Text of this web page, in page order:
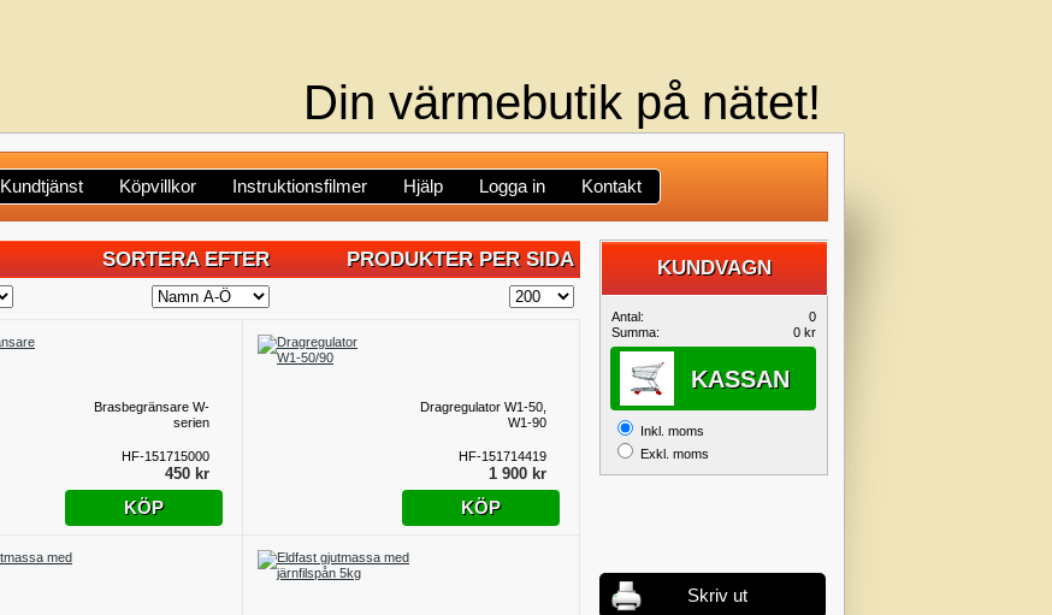
Din värmebutik på nätet!
Kundtjänst Köpvillkor Instruktionsfilmer Hjälp Logga in Kontakt
KUNDVAGN
KUNDVAGN
Antal:
0
Summa:
0 kr
KASSAN
Inkl. moms
Exkl. moms
Skriv ut
SORTERA EFTER PRODUKTER PER SIDA
Brasbegränsare W-
serien
HF-151715000
450 kr
KÖP
Dragregulator W1-50,
W1-90
HF-151714419
1 900 kr
KÖP